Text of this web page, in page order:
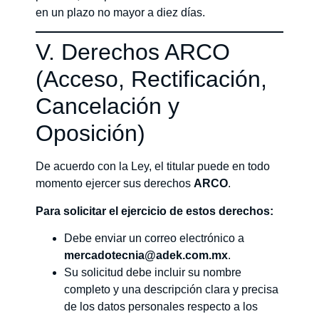
en un plazo no mayor a diez días.
V. Derechos ARCO
(Acceso, Rectificación,
Cancelación y
Oposición)
De acuerdo con la Ley, el titular puede en todo
momento ejercer sus derechos ARCO.
Para solicitar el ejercicio de estos derechos:
Debe enviar un correo electrónico a
mercadotecnia@adek.com.mx.
Su solicitud debe incluir su nombre
completo y una descripción clara y precisa
de los datos personales respecto a los